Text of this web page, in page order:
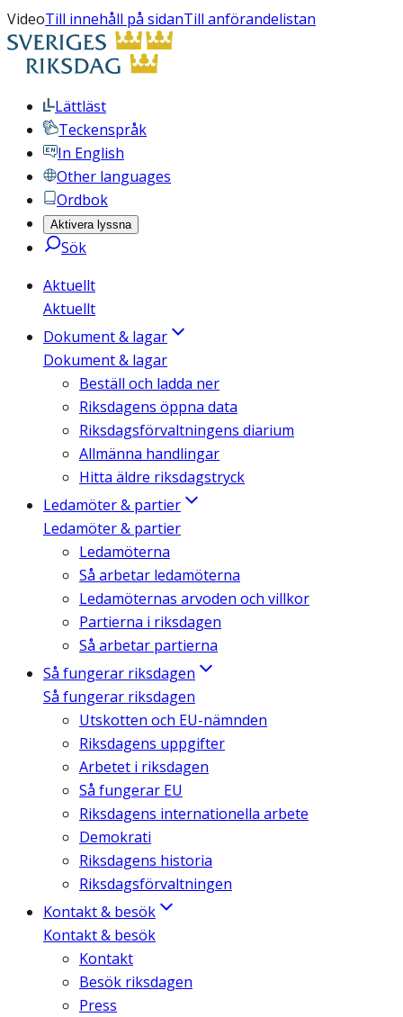
VideoTill innehåll på sidanTill anförandelistan
Lättläst
Teckenspråk
In English
Other languages
Ordbok
Aktivera lyssna
Sök
Aktuellt
Aktuellt
Dokument & lagar
Dokument & lagar
Beställ och ladda ner
Riksdagens öppna data
Riksdagsförvaltningens diarium
Allmänna handlingar
Hitta äldre riksdagstryck
Ledamöter & partier
Ledamöter & partier
Ledamöterna
Så arbetar ledamöterna
Ledamöternas arvoden och villkor
Partierna i riksdagen
Så arbetar partierna
Så fungerar riksdagen
Så fungerar riksdagen
Utskotten och EU-nämnden
Riksdagens uppgifter
Arbetet i riksdagen
Så fungerar EU
Riksdagens internationella arbete
Demokrati
Riksdagens historia
Riksdagsförvaltningen
Kontakt & besök
Kontakt & besök
Kontakt
Besök riksdagen
Press